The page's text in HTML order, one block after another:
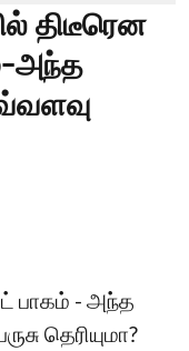
திடீரென
அந்த
பாகம் - அந்த
தெரியுமா?